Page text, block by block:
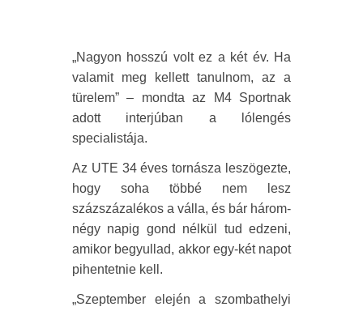
„Nagyon hosszú volt ez a két év. Ha
valamit meg kellett tanulnom, az a
türelem” – mondta az M4 Sportnak
adott interjúban a lólengés
specialistája.
Az UTE 34 éves tornásza leszögezte,
hogy soha többé nem lesz
százszázalékos a válla, és bár három-
négy napig gond nélkül tud edzeni,
amikor begyullad, akkor egy-két napot
pihentetnie kell.
„Szeptember elején a szombathelyi